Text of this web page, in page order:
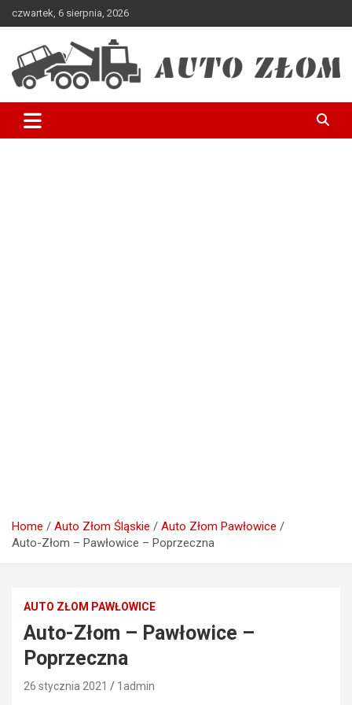
czwartek, 6 sierpnia, 2026
Auto Złom
Home Auto Złom Śląskie
Auto Złom Pawłowice
Auto-Złom – Pawłowice – Poprzeczna
AUTO ZŁOM PAWŁOWICE
Auto-Złom – Pawłowice –
Poprzeczna
26 stycznia 2021 1admin